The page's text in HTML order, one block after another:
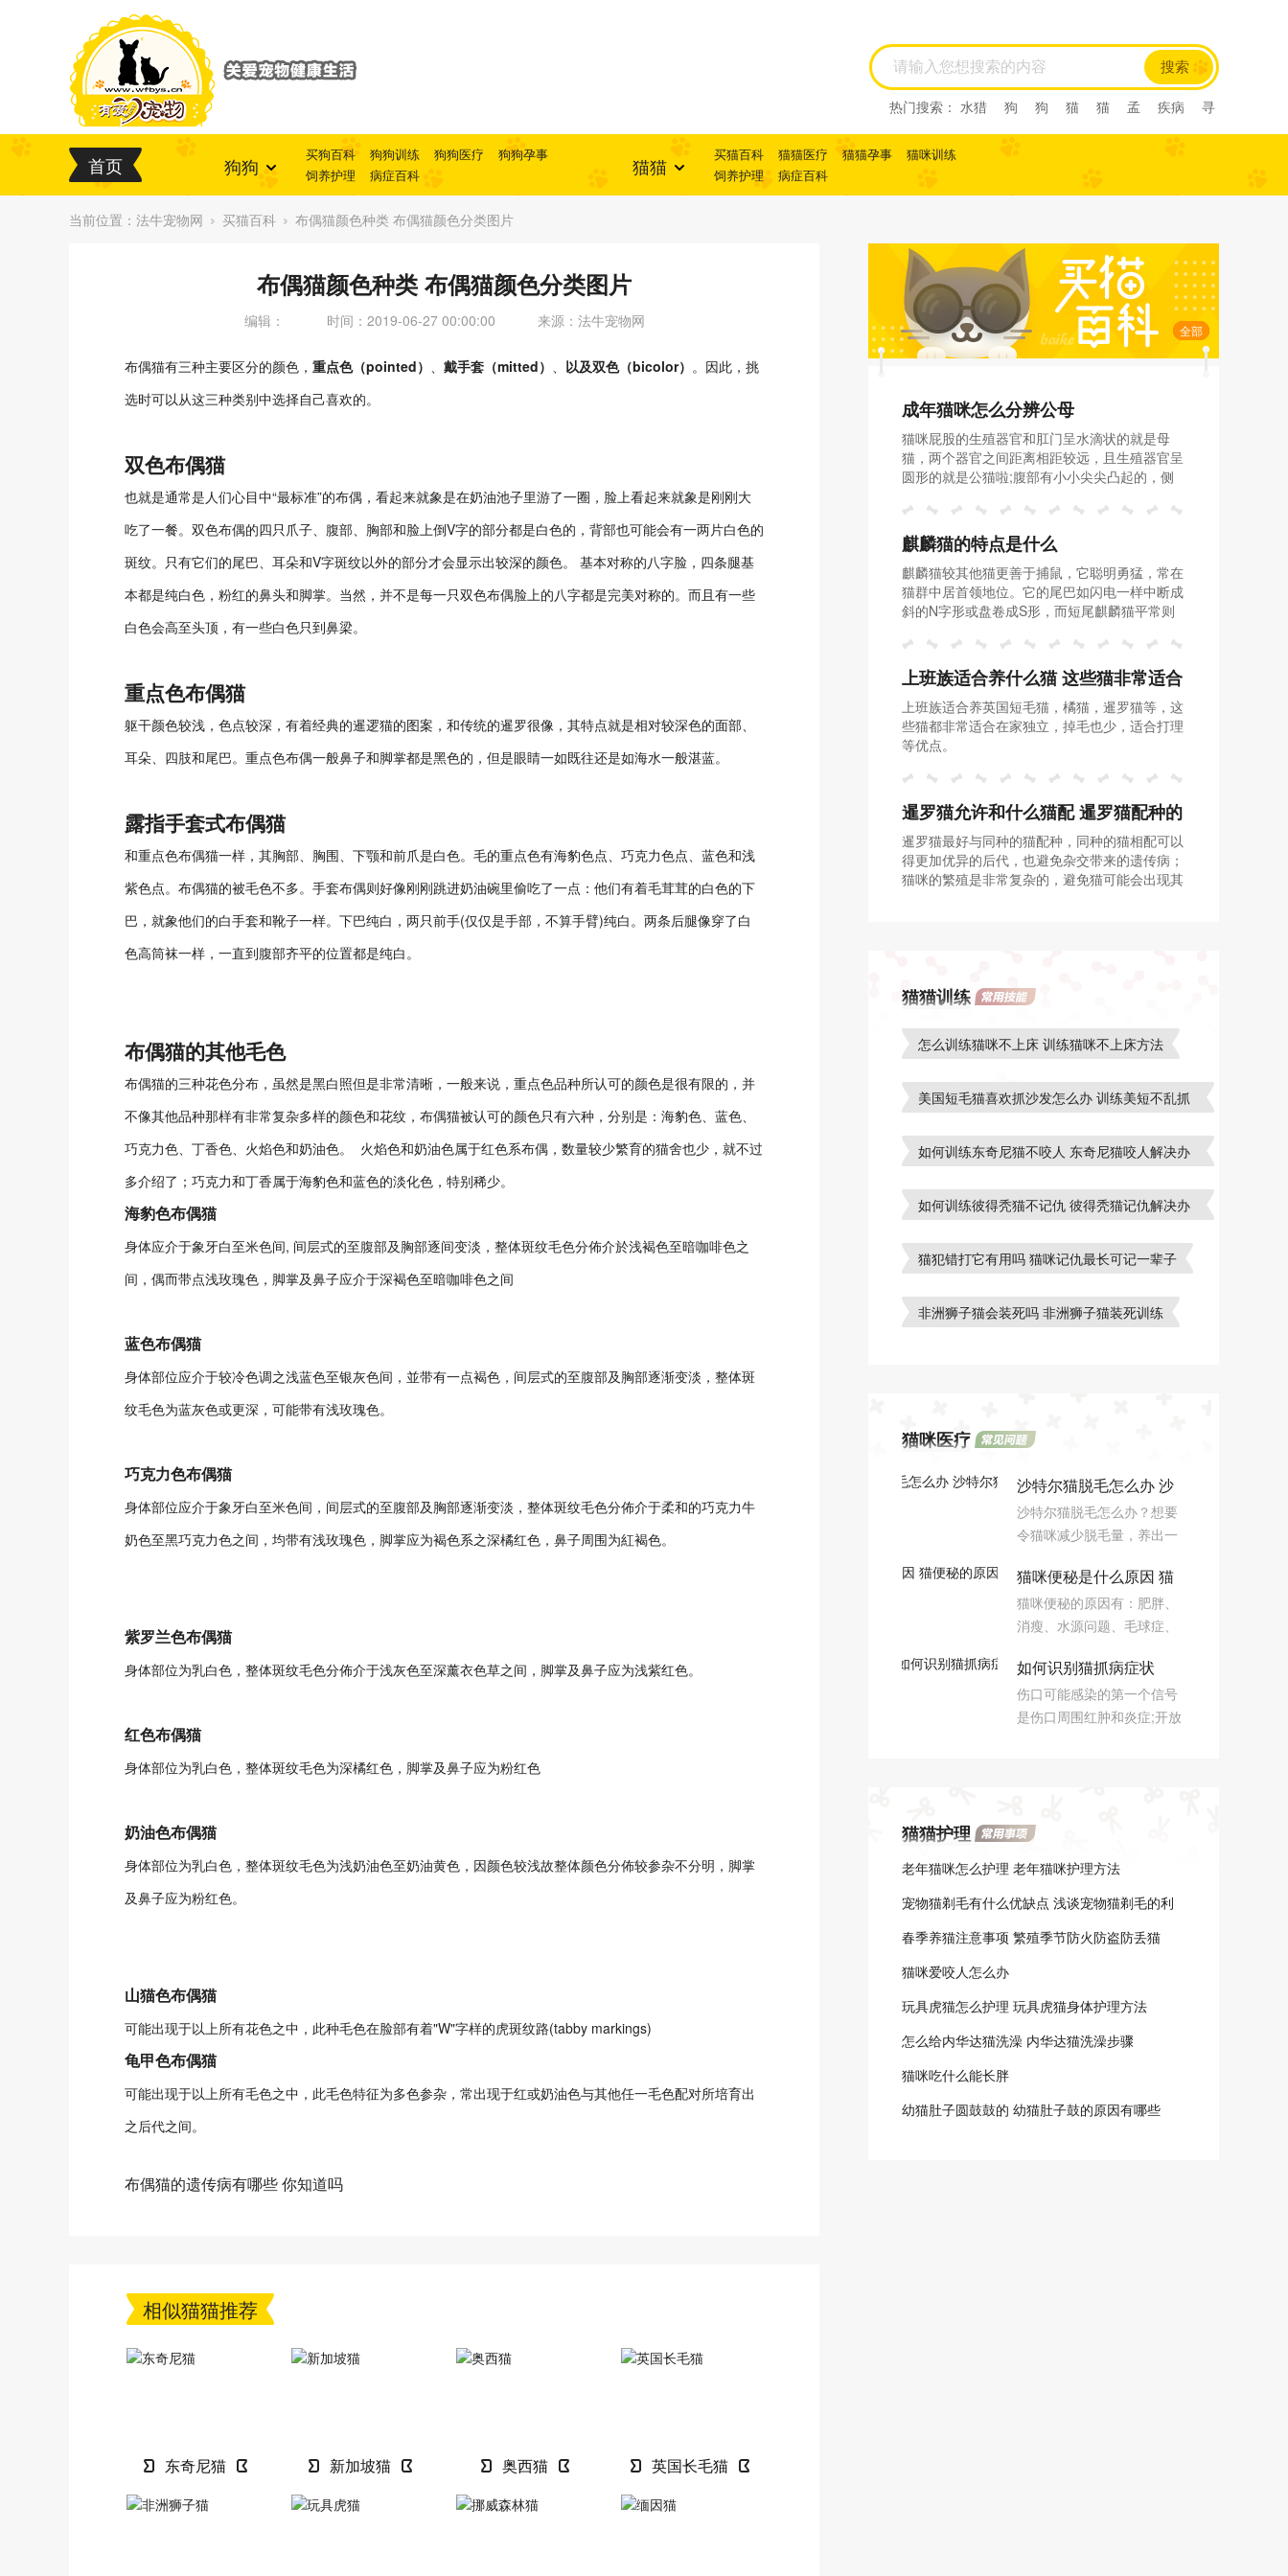
搜索
热门搜索： 水猎 狗 狗 猫 猫 孟 疾病
寻
西尼
阿比西尼
缅甸猫
猫
热带草原猫 索马里猫 索马里猫
塞尔凯
塞尔凯
土耳 土耳 雪鞋猫 雪鞋猫
英国长
毛猫
英国长毛猫 英国短毛猫 英国短毛猫
中华
田园猫
土猫 狸花猫 狸花猫 中国 中国
田
园猫
重点色短毛猫 重点色短毛猫 中国
斯
法斗
拉屎 乱拉屎 加菲 布偶 布偶
加菲
首页 狗狗 买狗百科 狗狗训练 狗狗医疗
狗狗孕事
饲养护理
病症百科 猫猫 买猫百科 猫猫医疗 猫猫孕事
猫咪训练
饲养护理
病症百科
当前位置： 法牛宠物网 买猫百科 布偶猫颜色种类 布偶猫颜色分类图片
布偶猫颜色种类 布偶猫颜色分类图片
编辑： 时间：2019-06-27 00:00:00 来源：法牛宠物网
布偶猫有三种主要区分的颜色， 重点色（pointed） 、 戴手套（mitted） 、 以及双色（bicolor） 。因此，挑
选时可以从这三种类别中选择自己喜欢的。
双色布偶猫
也就是通常是人们心目中“最标准”的布偶，看起来就象是在奶油池子里游了一圈，脸上看起来就象是刚刚大
吃了一餐。双色布偶的四只爪子、腹部、胸部和脸上倒V字的部分都是白色的，背部也可能会有一两片白色的
斑纹。只有它们的尾巴、耳朵和V字斑纹以外的部分才会显示出较深的颜色。 基本对称的八字脸，四条腿基
本都是纯白色，粉红的鼻头和脚掌。当然，并不是每一只双色布偶脸上的八字都是完美对称的。而且有一些
白色会高至头顶，有一些白色只到鼻梁。
重点色布偶猫
躯干颜色较浅，色点较深，有着经典的暹逻猫的图案，和传统的暹罗很像，其特点就是相对较深色的面部、
耳朵、四肢和尾巴。重点色布偶一般鼻子和脚掌都是黑色的，但是眼睛一如既往还是如海水一般湛蓝。
露指手套式布偶猫
和重点色布偶猫一样，其胸部、胸围、下颚和前爪是白色。毛的重点色有海豹色点、巧克力色点、蓝色和浅
紫色点。布偶猫的被毛色不多。手套布偶则好像刚刚跳进奶油碗里偷吃了一点：他们有着毛茸茸的白色的下
巴，就象他们的白手套和靴子一样。下巴纯白，两只前手(仅仅是手部，不算手臂)纯白。两条后腿像穿了白
色高筒袜一样，一直到腹部齐平的位置都是纯白。
布偶猫的其他毛色
布偶猫的三种花色分布，虽然是黑白照但是非常清晰，一般来说，重点色品种所认可的颜色是很有限的，并
不像其他品种那样有非常复杂多样的颜色和花纹，布偶猫被认可的颜色只有六种，分别是：海豹色、蓝色、
巧克力色、丁香色、火焰色和奶油色。 火焰色和奶油色属于红色系布偶，数量较少繁育的猫舍也少，就不过
多介绍了；巧克力和丁香属于海豹色和蓝色的淡化色，特别稀少。
海豹色布偶猫
身体应介于象牙白至米色间, 间层式的至腹部及胸部逐间变淡，整体斑纹毛色分佈介於浅褐色至暗咖啡色之
间，偶而带点浅玫瑰色，脚掌及鼻子应介于深褐色至暗咖啡色之间
蓝色布偶猫
身体部位应介于较冷色调之浅蓝色至银灰色间，並带有一点褐色，间层式的至腹部及胸部逐渐变淡，整体斑
纹毛色为蓝灰色或更深，可能带有浅玫瑰色。
巧克力色布偶猫
身体部位应介于象牙白至米色间，间层式的至腹部及胸部逐渐变淡，整体斑纹毛色分佈介于柔和的巧克力牛
奶色至黑巧克力色之间，均带有浅玫瑰色，脚掌应为褐色系之深橘红色，鼻子周围为紅褐色。
紫罗兰色布偶猫
身体部位为乳白色，整体斑纹毛色分佈介于浅灰色至深薰衣色草之间，脚掌及鼻子应为浅紫红色。
红色布偶猫
身体部位为乳白色，整体斑纹毛色为深橘红色，脚掌及鼻子应为粉红色
奶油色布偶猫
身体部位为乳白色，整体斑纹毛色为浅奶油色至奶油黄色，因颜色较浅故整体颜色分佈较参杂不分明，脚掌
及鼻子应为粉红色。
山猫色布偶猫
可能出现于以上所有花色之中，此种毛色在脸部有着"W"字样的虎斑纹路(tabby markings)
龟甲色布偶猫
可能出现于以上所有毛色之中，此毛色特征为多色参杂，常出现于红或奶油色与其他任一毛色配对所培育出
之后代之间。
布偶猫的遗传病有哪些 你知道吗
相似猫猫推荐
东奇尼猫 新加坡猫 奥西猫 英国长毛猫
全部
成年猫咪怎么分辨公母
猫咪屁股的生殖器官和肛门呈水滴状的就是母
猫，两个器官之间距离相距较远，且生殖器官呈
圆形的就是公猫啦;腹部有小小尖尖凸起的，侧
麒麟猫的特点是什么
麒麟猫较其他猫更善于捕鼠，它聪明勇猛，常在
猫群中居首领地位。它的尾巴如闪电一样中断成
斜的N字形或盘卷成S形，而短尾麒麟猫平常则
猛，但大部分都较温和，有较强的领地意识。
上班族适合养什么猫 这些猫非常适合
忙碌工作的你
上班族适合养英国短毛猫，橘猫，暹罗猫等，这
些猫都非常适合在家独立，掉毛也少，适合打理
等优点。
暹罗猫允许和什么猫配 暹罗猫配种的
注意事项
暹罗猫最好与同种的猫配种，同种的猫相配可以
得更加优异的后代，也避免杂交带来的遗传病；
猫咪的繁殖是非常复杂的，避免猫可能会出现其
猫猫训练
怎么训练猫咪不上床 训练猫咪不上床方法
美国短毛猫喜欢抓沙发怎么办 训练美短不乱抓
如何训练东奇尼猫不咬人 东奇尼猫咬人解决办
如何训练彼得秃猫不记仇 彼得秃猫记仇解决办
猫犯错打它有用吗 猫咪记仇最长可记一辈子
非洲狮子猫会装死吗 非洲狮子猫装死训练
猫咪医疗
沙特尔猫脱毛怎么办 沙
特尔猫防止脱毛方法
沙特尔猫脱毛怎么办？想要
令猫咪减少脱毛量，养出一
解猫咪毛发的生长规律，并
给予它有效的管理。
猫咪便秘是什么原因 猫
便秘的原因不仅仅只有消
化不良
猫咪便秘的原因有：肥胖、
消瘦、水源问题、毛球症、
伤、应激反应、年龄大、天
生骨骼异常&直肠狭窄、内
分泌失常、药物、猫粮、心
如何识别猫抓病症状
伤口可能感染的第一个信号
是伤口周围红肿和炎症;开放
会肿胀和疼痛，在头部、颈
猫猫护理
老年猫咪怎么护理 老年猫咪护理方法
宠物猫剃毛有什么优缺点 浅谈宠物猫剃毛的利
弊
春季养猫注意事项 繁殖季节防火防盗防丢猫
猫咪爱咬人怎么办
玩具虎猫怎么护理 玩具虎猫身体护理方法
怎么给内华达猫洗澡 内华达猫洗澡步骤
猫咪吃什么能长胖
幼猫肚子圆鼓鼓的 幼猫肚子鼓的原因有哪些